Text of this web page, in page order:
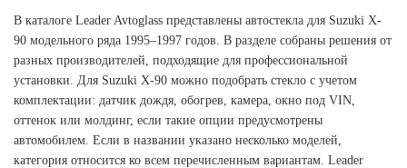
В каталоге Leader Avtoglass представлены автостекла для Suzuki X-
90 модельного ряда 1995–1997 годов. В разделе собраны решения от
разных производителей, подходящие для профессиональной
установки. Для Suzuki X-90 можно подобрать стекло с учетом
комплектации: датчик дождя, обогрев, камера, окно под VIN,
оттенок или молдинг, если такие опции предусмотрены
автомобилем. Если в названии указано несколько моделей,
категория относится ко всем перечисленным вариантам. Leader